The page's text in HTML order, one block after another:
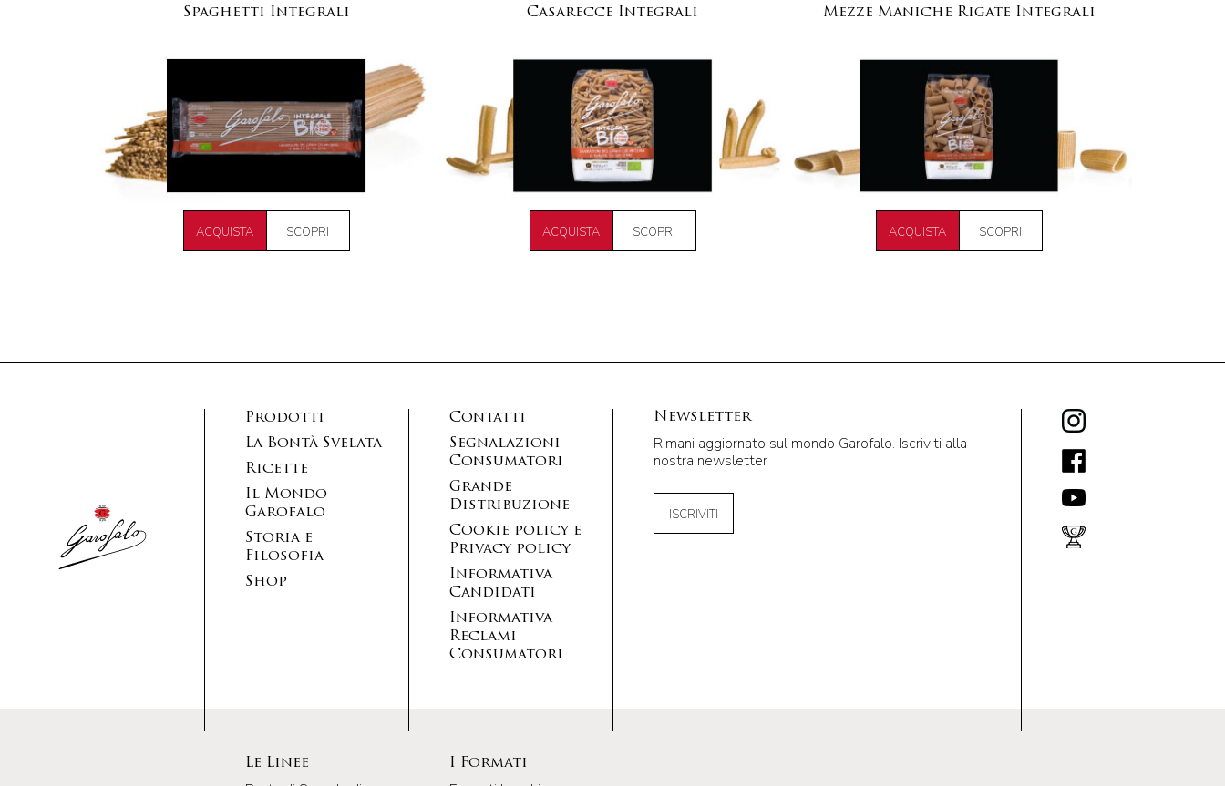
Spaghetti Integrali
ACQUISTA SCOPRI
Casarecce Integrali
ACQUISTA SCOPRI
Mezze Maniche Rigate Integrali
ACQUISTA SCOPRI
Prodotti
La Bontà Svelata
Ricette
Il Mondo
Garofalo
Storia e
Filosofia
Shop
Contatti
Segnalazioni
Consumatori
Grande
Distribuzione
Cookie policy e
Privacy policy
Informativa
Candidati
Informativa
Reclami
Consumatori
Newsletter
Rimani aggiornato sul mondo Garofalo. Iscriviti alla
nostra newsletter
ISCRIVITI
Le Linee I Formati